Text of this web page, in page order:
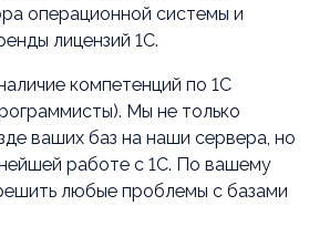
операционной системы и
лицензий 1С.
компетенций по 1С
Мы не только
ваших баз на наши сервера, но
работе с 1С. По вашему
любые проблемы с базами